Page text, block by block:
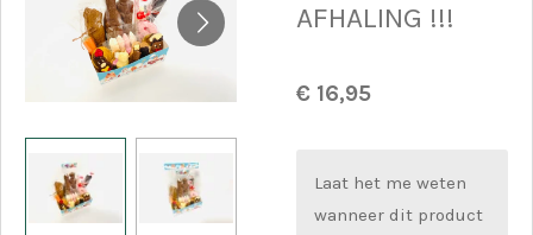
AFHALING !!!
€ 16,95
Laat het me weten
wanneer dit product